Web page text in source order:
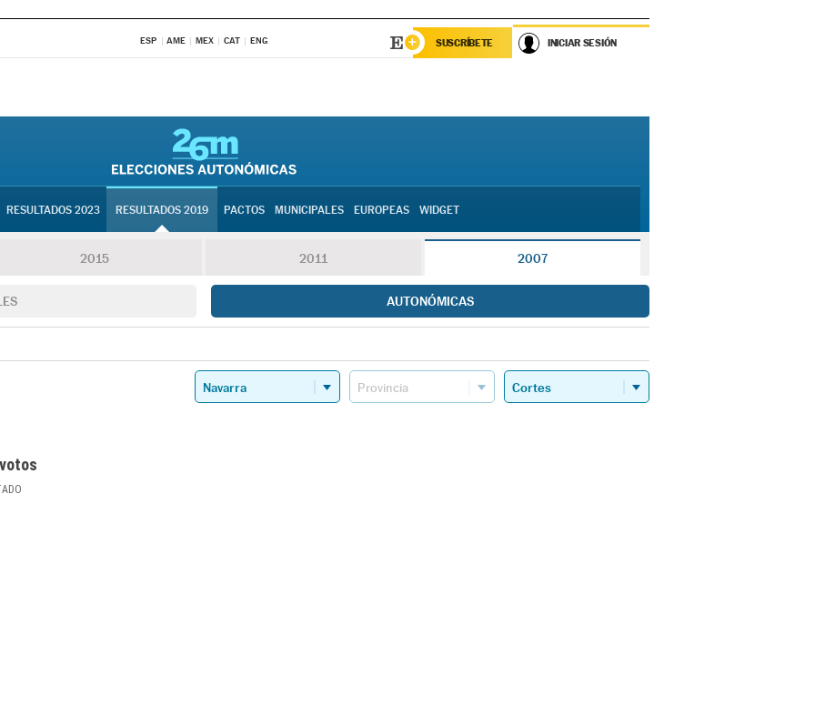
ESP AME MEX CAT ENG SUSCRÍBETE INICIAR SESIÓN
RESULTADOS 2023 RESULTADOS 2019 PACTOS MUNICIPALES EUROPEAS WIDGET
2015 2011 2007
AUTONÓMICAS